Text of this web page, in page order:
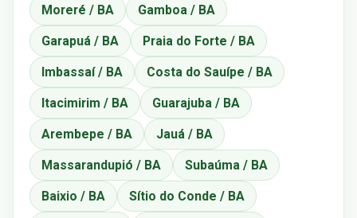
Moreré / BA Gamboa / BA
Garapuá / BA Praia do Forte / BA
Imbassaí / BA Costa do Sauípe / BA
Itacimirim / BA Guarajuba / BA
Arembepe / BA Jauá / BA
Massarandupió / BA Subaúma / BA
Baixio / BA Sítio do Conde / BA